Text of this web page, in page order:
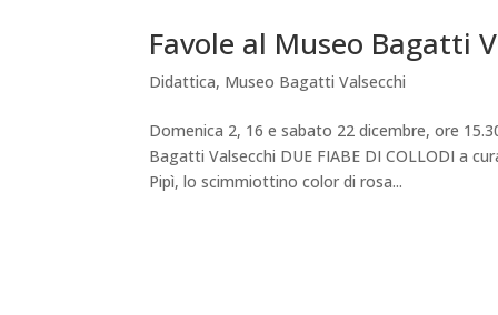
Favole al Museo Bagatti
Didattica, Museo Bagatti Valsecchi
Domenica 2, 16 e sabato 22 dicembre, ore
Bagatti Valsecchi DUE FIABE DI COLLODI a
Pipì, lo scimmiottino color di rosa...